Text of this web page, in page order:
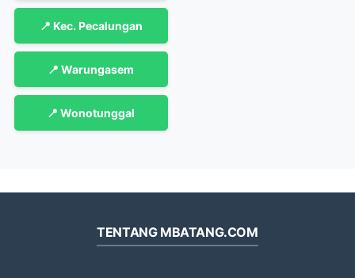
📍 Kec. Pecalungan
📍 Warungasem
📍 Wonotunggal
TENTANG MBATANG.COM